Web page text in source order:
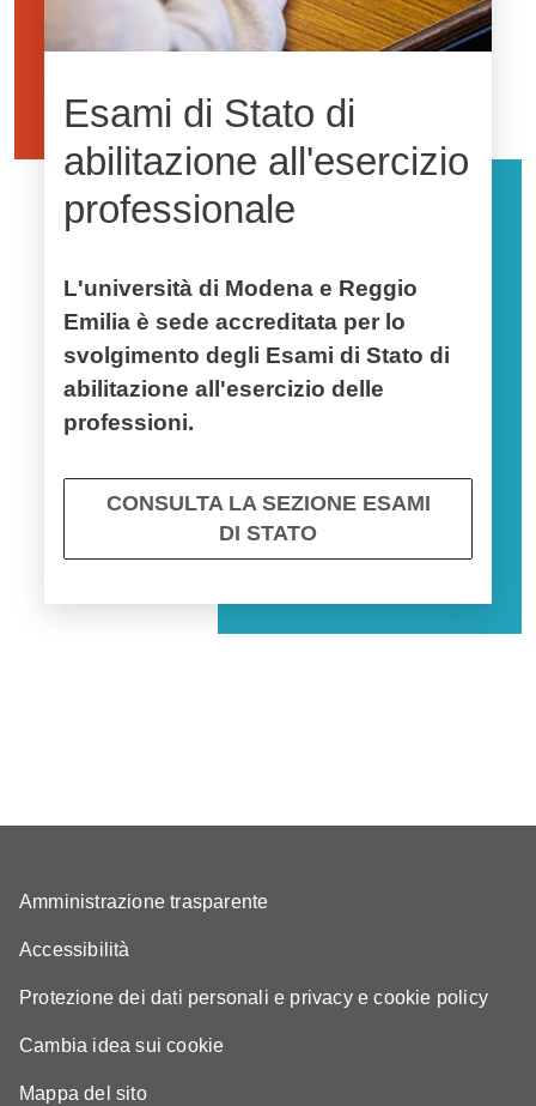
Esami di Stato di
abilitazione all'esercizio
professionale
L'università di Modena e Reggio
Emilia è sede accreditata per lo
svolgimento degli Esami di Stato di
abilitazione all'esercizio delle
professioni.
CONSULTA LA SEZIONE ESAMI
DI STATO
Amministrazione trasparente
Accessibilità
Protezione dei dati personali e privacy e cookie policy
Cambia idea sui cookie
Mappa del sito